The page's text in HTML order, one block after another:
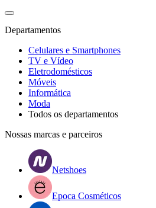
Departamentos
Celulares e Smartphones
TV e Vídeo
Eletrodomésticos
Móveis
Informática
Moda
Todos os departamentos
Nossas marcas e parceiros
Netshoes
Epoca Cosméticos